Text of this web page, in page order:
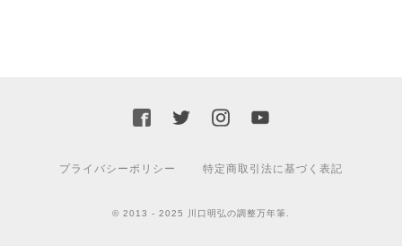
プライバシーポリシー 特定商取引法に基づく表記
© 2013 - 2025 川口明弘の調整万年筆.